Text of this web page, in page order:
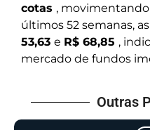
cotas , movimentando
últimos 52 semanas,
53,63 e R$ 68,85 ,
mercado de fundos
Outras